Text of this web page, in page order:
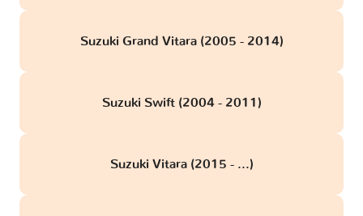
Suzuki Grand Vitara (2005 - 2014)
Suzuki Swift (2004 - 2011)
Suzuki Vitara (2015 - ...)